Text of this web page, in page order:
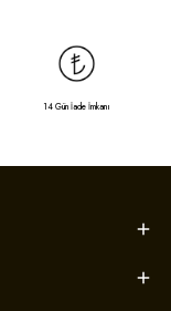
14 Gün İade İmkanı